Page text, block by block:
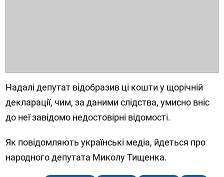
Надалі депутат відобразив ці кошти у щорічній
декларації, чим, за даними слідства, умисно вніс
до неї завідомо недостовірні відомості.
Як повідомляють українські медіа, йдеться про
народного депутата Миколу Тищенка.